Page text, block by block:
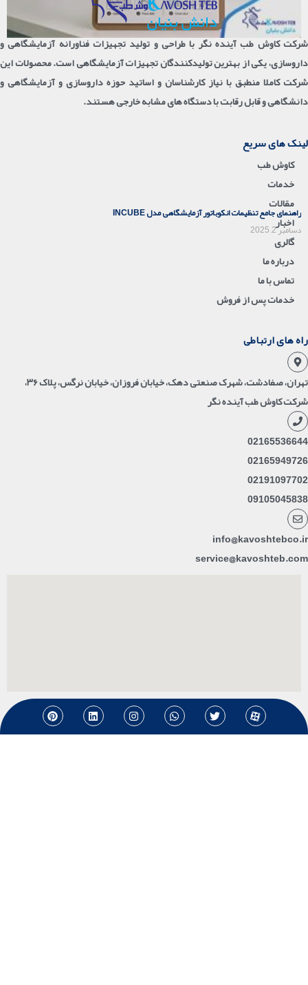
راهنمای جامع تنظیمات انکوباتور آزمایشگاهی مدل INCUBE
دسامبر 2, 2025
شرکت کاوش طب آینده نگر با طراحی و تولید تجهیزات فناورانه آزمایشگاهی و
داروسازی، یکی از بهترین تولیدکنندگان تجهیزات آزمایشگاهی است. محصولات این
شرکت کاملا منطبق با نیاز کارشناسان و اساتید حوزه داروسازی و آزمایشگاهی و
دانشگاهی و قابل رقابت با دستگاه های مشابه خارجی هستند.
لینک های سریع
کاوش طب
خدمات
مقالات
اخبار
گالری
درباره ما
تماس با ما
خدمات پس از فروش
راه های ارتباطی
تهران، صفادشت، شهرک صنعتی دهک، خیابان فروزان، خیابان نرگس، پلاک ۳۶،
شرکت کاوش طب آینده نگر
02165536644
02165949726
02191097702
09105045838
info@kavoshtebco.ir
service@kavoshteb.com